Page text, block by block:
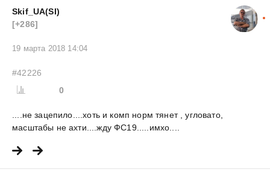
Skif_UA(SI)
[+286]
19 марта 2018 14:04
#42226
0
....не зацепило....хоть и комп норм тянет , угловато,
масштабы не ахти....жду ФС19.....имхо....